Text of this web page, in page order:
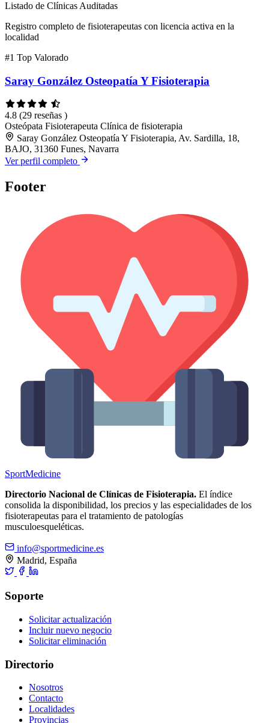
Listado de Clínicas Auditadas
Registro completo de fisioterapeutas con licencia activa en la
localidad
#1 Top Valorado
Saray González Osteopatía Y Fisioterapia
4.8 (29 reseñas )
Osteópata Fisioterapeuta Clínica de fisioterapia
Saray González Osteopatía Y Fisioterapia, Av. Sardilla, 18,
BAJO, 31360 Funes, Navarra
Ver perfil completo
Footer
SportMedicine
Directorio Nacional de Clínicas de Fisioterapia. El índice
consolida la disponibilidad, los precios y las especialidades de los
fisioterapeutas para el tratamiento de patologías
musculoesqueléticas.
info@sportmedicine.es
Madrid, España
Soporte
Solicitar actualización
Incluir nuevo negocio
Solicitar eliminación
Directorio
Nosotros
Contacto
Localidades
Provincias